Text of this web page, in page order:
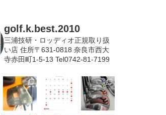
golf.k.best.2010
三浦技研・ロッディオ正規取り扱
い店 住所〒631-0818 奈良市西大
寺赤田町1-5-13 Tel0742-81-7199